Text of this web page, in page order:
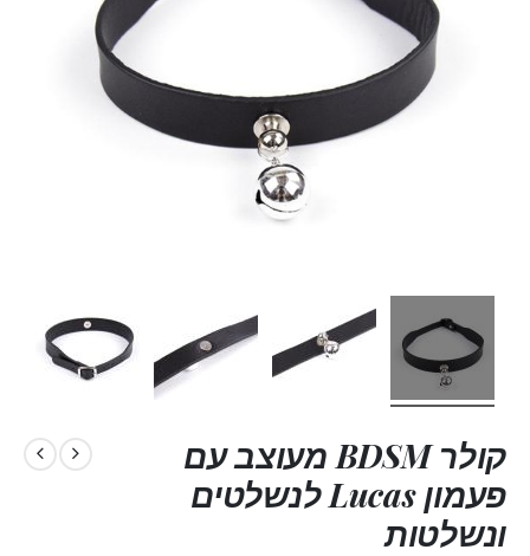
קולר BDSM מעוצב עם
פעמון Lucas לנשלטים
ונשלטות